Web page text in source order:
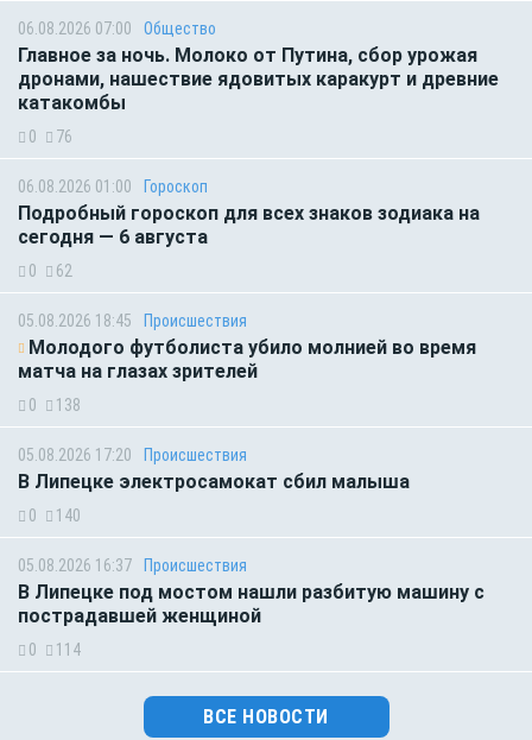
06.08.2026 07:00 Общество
Главное за ночь. Молоко от Путина, сбор урожая
дронами, нашествие ядовитых каракурт и древние
катакомбы
0 76
06.08.2026 01:00 Гороскоп
Подробный гороскоп для всех знаков зодиака на
сегодня — 6 августа
0 62
05.08.2026 18:45 Происшествия
Молодого футболиста убило молнией во время
матча на глазах зрителей
0 138
05.08.2026 17:20 Происшествия
В Липецке электросамокат сбил малыша
0 140
05.08.2026 16:37 Происшествия
В Липецке под мостом нашли разбитую машину с
пострадавшей женщиной
0 114
ВСЕ НОВОСТИ